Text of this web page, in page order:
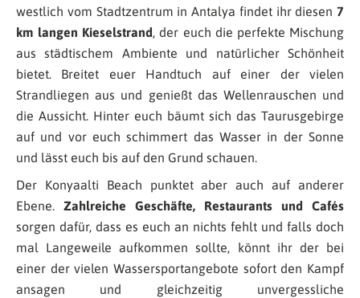
westlich vom Stadtzentrum in Antalya findet ihr diesen 7
km langen Kieselstrand, der euch die perfekte Mischung
aus städtischem Ambiente und natürlicher Schönheit
bietet. Breitet euer Handtuch auf einer der vielen
Strandliegen aus und genießt das Wellenrauschen und
die Aussicht. Hinter euch bäumt sich das Taurusgebirge
auf und vor euch schimmert das Wasser in der Sonne
und lässt euch bis auf den Grund schauen.
Der Konyaalti Beach punktet aber auch auf anderer
Ebene. Zahlreiche Geschäfte, Restaurants und Cafés
sorgen dafür, dass es euch an nichts fehlt und falls doch
mal Langeweile aufkommen sollte, könnt ihr der bei
einer der vielen Wassersportangebote sofort den Kampf
ansagen und gleichzeitig unvergessliche